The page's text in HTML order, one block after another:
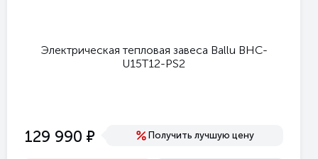
Электрическая тепловая завеса Ballu BHC-
U15T12-PS2
129 990 е Получить лучшую цену